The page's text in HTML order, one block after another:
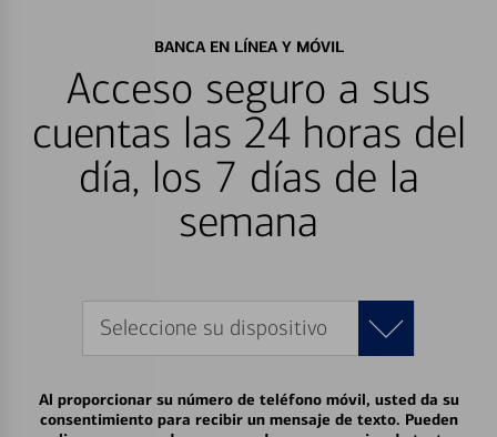
BANCA EN LÍNEA Y MÓVIL
Acceso seguro a sus
cuentas las 24 horas del
día, los 7 días de la
semana
Seleccione su dispositivo
Al proporcionar su número de teléfono móvil, usted da su
consentimiento para recibir un mensaje de texto. Pueden